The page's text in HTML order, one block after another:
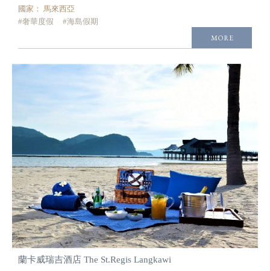
國家： 馬來西亞
#奢華度假
#海島假期
MORE
蘭卡威瑞吉酒店 The St.Regis Langkawi